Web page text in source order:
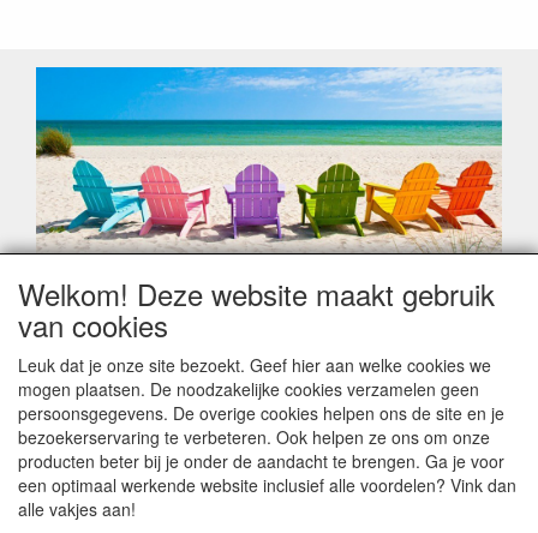
Geachte klant,
Zoals elk jaar zorgt de verlofperiode, naast een hoop
leveringsproblemen.
Sommige fabrikanten sluiten of werken met een
vakantiebezetting.
Bestellingen die vanaf +/- 15 juli geplaatst worden kunnen
hierdoor vertraging oplopen. Wanneer die voorradig is en alle
betalingsmodaliteiten zijn vervuld dan de bestelling verstuurd
worden. Indien deze nog terug moeten binnen komen dan is
Welkom! Deze website maakt gebruik
van cookies
Leuk dat je onze site bezoekt. Geef hier aan welke cookies we
mogen plaatsen. De noodzakelijke cookies verzamelen geen
persoonsgegevens. De overige cookies helpen ons de site en je
bezoekerservaring te verbeteren. Ook helpen ze ons om onze
producten beter bij je onder de aandacht te brengen. Ga je voor
een optimaal werkende website inclusief alle voordelen? Vink dan
alle vakjes aan!